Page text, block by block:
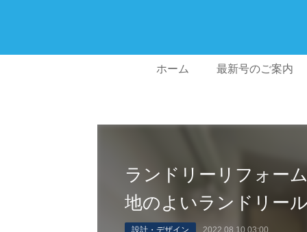
ホーム 最新号のご案内
ランドリーリフォー
地のよいランドリー
設計・デザイン 2022.08.10 03:00